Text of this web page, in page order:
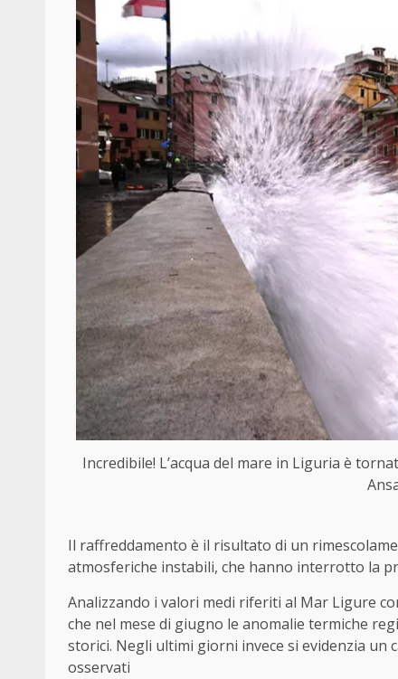
Incredibile! L’acqua del mare in Liguria è
Il raffreddamento è il risultato di un
atmosferiche instabili, che hanno interrotto la
Analizzando i valori medi riferiti al Mar Ligure
che nel mese di giugno le anomalie termiche
storici. Negli ultimi giorni invece si evidenzia un
osservati